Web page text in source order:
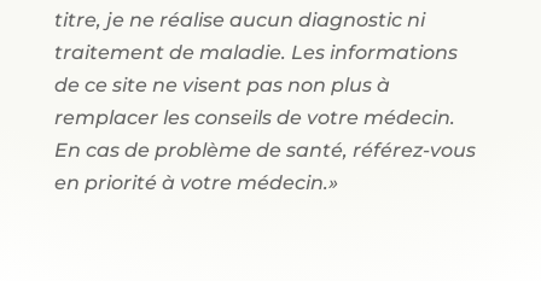
titre, je ne réalise aucun diagnostic ni
traitement de maladie. Les informations
de ce site ne visent pas non plus à
remplacer les conseils de votre médecin.
En cas de problème de santé, référez-vous
en priorité à votre médecin.»